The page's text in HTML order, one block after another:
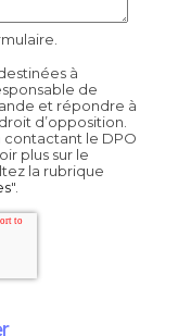
à
de
et répondre à
d’opposition.
contactant le DPO
plus sur le
la rubrique
".